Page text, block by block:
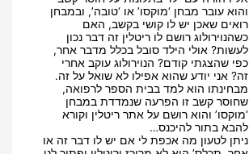
והוא עובר מבחן ‘מוקסו’ או ‘טובה’, ובמבחן
רואים שאכן יש לו קושי בקשב, האם
כשהנוירולוג רושם לו ריטלין זה דבר נכון
לעשות? אולי הילד סובל בכלל מדבר אחר,
כפי שהצגתי קודם? הנוירולוג עוקב אחרי
זה? אני יודע שהוא אפילו לא שואל על זה.
מבחינתו הוא למד בבית הספר לרפואה,
שחוסר קשב זו הפרעה שנמדדת במבחן
‘מוקסו’ והוא רושם על אתר ריטלין וקורא
להבא בתור להיכנס…
ניתן לטעון מה אכפת לי אם יש לו דבר זה או